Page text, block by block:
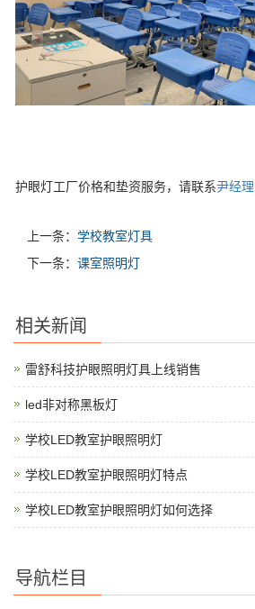
护眼灯工厂价格和垫资服务，请联系尹经理
上一条： 学校教室灯具
下一条： 课室照明灯
相关新闻
雷舒科技护眼照明灯具上线销售
led非对称黑板灯
学校LED教室护眼照明灯
学校LED教室护眼照明灯特点
学校LED教室护眼照明灯如何选择
导航栏目